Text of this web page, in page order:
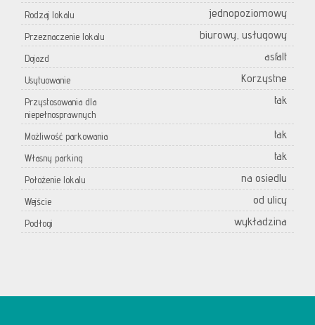
Rodzaj lokalu jednopoziomowy
Przeznaczenie lokalu biurowy, usługowy
Dojazd asfalt
Usytuowanie Korzystne
Przystosowania dla
niepełnosprawnych
tak
Możliwość parkowania tak
Własny parking tak
Położenie lokalu na osiedlu
Wejście od ulicy
Podłogi wykładzina